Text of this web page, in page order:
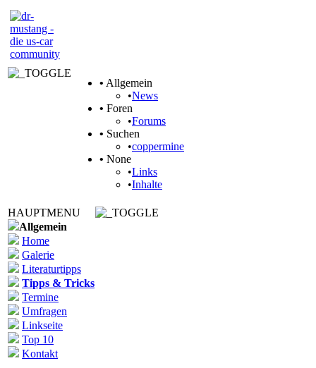
• Allgemein
•News
• Foren
•Forums
• Suchen
•coppermine
• None
•Links
•Inhalte
HAUPTMENU
Allgemein
Home
Galerie
Literaturtipps
Tipps & Tricks
Termine
Umfragen
Linkseite
Top 10
Kontakt